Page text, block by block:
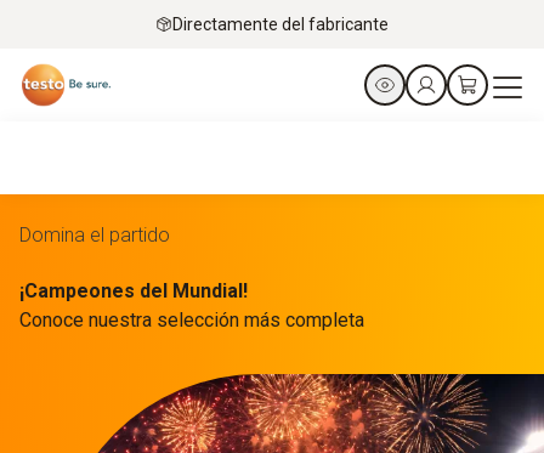
Directamente del fabricante
Domina el partido
¡Campeones del Mundial!
Conoce nuestra selección más completa